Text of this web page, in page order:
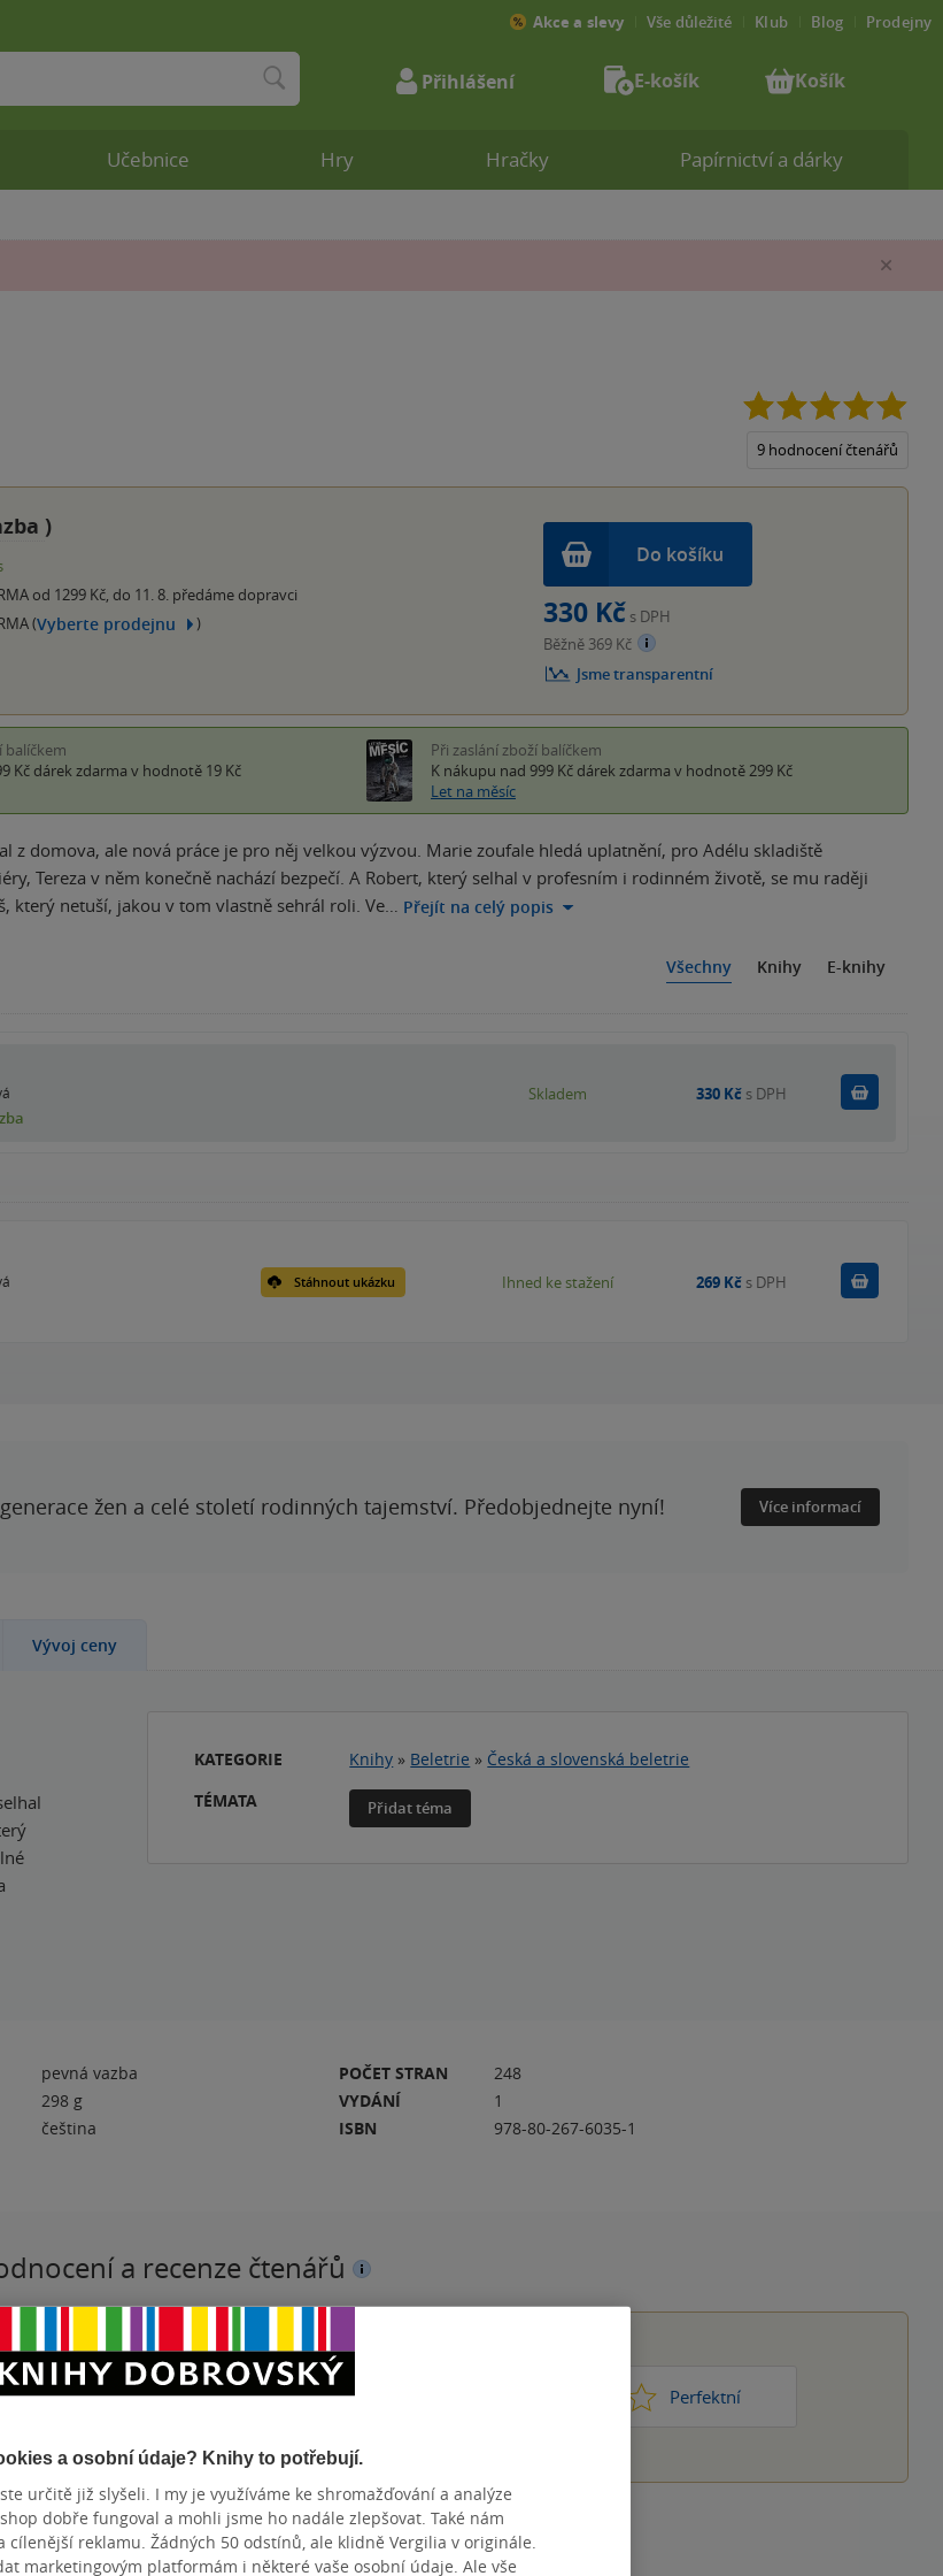
9 hodnocení čtenářů
)
od 1299 Kč, do 11. 8. předáme dopravci
(Vyberte prodejnu )
Do košíku
330 Kč s DPH
Běžně 369 Kč
Jsme transparentní
balíčkem
Kč dárek zdarma v hodnotě 19 Kč
Při zaslání zboží balíčkem
K nákupu nad 999 Kč dárek zdarma v hodnotě 299 Kč
Let na měsíc
z domova, ale nová práce je pro něj velkou výzvou. Marie zoufale hledá uplatnění, pro Adélu skladiště
Tereza v něm konečně nachází bezpečí. A Robert, který selhal v profesním i rodinném životě, se mu raději
který netuší, jakou v tom vlastně sehrál roli. Ve… Přejít na celý popis
Všechny Knihy E-knihy
Skladem 330 Kč s DPH
Stáhnout ukázku Ihned ke stažení 269 Kč s DPH Koupit
žen a celé století rodinných tajemství. Předobjednejte nyní! Více informací
Vývoj ceny
KATEGORIE Knihy » Beletrie » Česká a slovenská beletrie
TÉMATA
Přidat téma
pevná vazba
298 g
čeština
POČET STRAN
248
VYDÁNÍ
1
ISBN
978-80-267-6035-1
a recenze čtenářů
PŘIDEJTE SVÉ HODNOCENÍ KNIHY
Hodnocení našich knihkupců: 0.0 z 5 Perfektní
#teammichal
Učebnice Hry Hračky Papírnictví a dárky
Akce a slevy Vše důležité Klub Blog Prodejny
Přihlášení E-košík Košík
a osobní údaje? Knihy to potřebují.
určitě již slyšeli. I my je využíváme ke shromažďování a analýze
dobře fungoval a mohli jsme ho nadále zlepšovat. Také nám
cílenější reklamu. Žádných 50 odstínů, ale klidně Vergilia v originále.
marketingovým platformám i některé vaše osobní údaje. Ale vše